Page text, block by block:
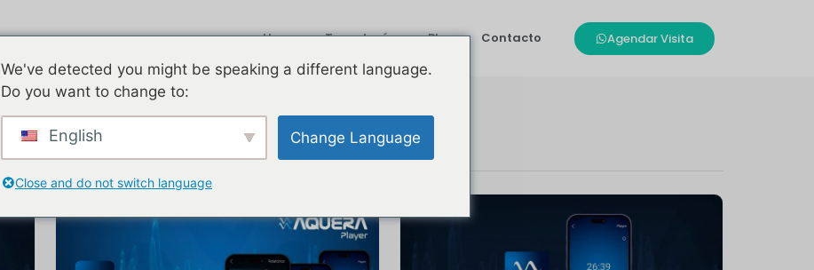
Home Tecnologías Blog Contacto Agendar Visita
We've detected you might be speaking a different language.
Do you want to change to:
English Change Language
Close and do not switch language